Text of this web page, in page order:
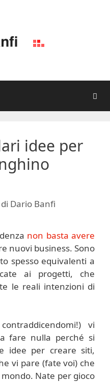
idee per
di Dario Banfi
non basta avere
nuovi business. Sono
spesso equivalenti a
ai progetti, che
le reali intenzioni di
vi
fare nulla perché si
idee per creare siti,
vi pare (fate voi) che
Nate per gioco